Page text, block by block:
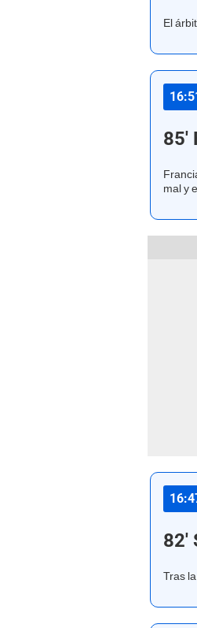
El
85'
mal y
82'
Tras